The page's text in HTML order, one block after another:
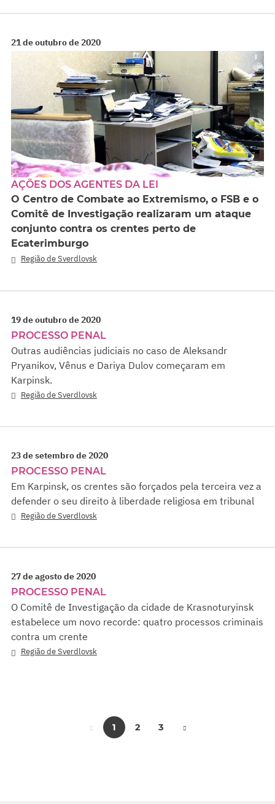
21 de outubro de 2020
AÇÕES DOS AGENTES DA LEI
O Centro de Combate ao Extremismo, o FSB e o
Comitê de Investigação realizaram um ataque
conjunto contra os crentes perto de
Ecaterimburgo
Região de Sverdlovsk
19 de outubro de 2020
PROCESSO PENAL
Outras audiências judiciais no caso de Aleksandr
Pryanikov, Vênus e Dariya Dulov começaram em
Karpinsk.
Região de Sverdlovsk
23 de setembro de 2020
PROCESSO PENAL
Em Karpinsk, os crentes são forçados pela terceira vez a
defender o seu direito à liberdade religiosa em tribunal
Região de Sverdlovsk
27 de agosto de 2020
PROCESSO PENAL
O Comitê de Investigação da cidade de Krasnoturyinsk
estabelece um novo recorde: quatro processos criminais
contra um crente
Região de Sverdlovsk
1 2 3